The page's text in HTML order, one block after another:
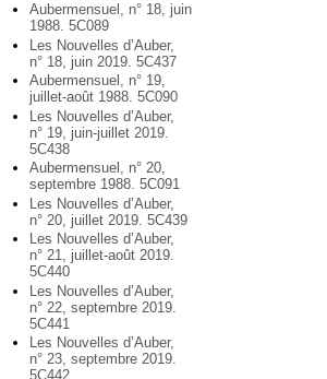
Aubermensuel, n° 18, juin
1988. 5C089
Les Nouvelles d’Auber,
n° 18, juin 2019. 5C437
Aubermensuel, n° 19,
juillet-août 1988. 5C090
Les Nouvelles d’Auber,
n° 19, juin-juillet 2019.
5C438
Aubermensuel, n° 20,
septembre 1988. 5C091
Les Nouvelles d’Auber,
n° 20, juillet 2019. 5C439
Les Nouvelles d’Auber,
n° 21, juillet-août 2019.
5C440
Les Nouvelles d’Auber,
n° 22, septembre 2019.
5C441
Les Nouvelles d’Auber,
n° 23, septembre 2019.
5C442